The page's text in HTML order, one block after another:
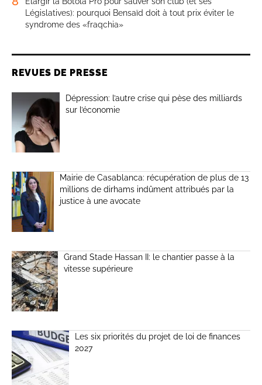
Législatives): pourquoi Bensaïd doit à tout prix éviter le
syndrome des «fraqchia»
REVUES DE PRESSE
Dépression: l’autre crise qui pèse des milliards
sur l’économie
Mairie de Casablanca: récupération de plus de 13
millions de dirhams indûment attribués par la
justice à une avocate
Grand Stade Hassan II: le chantier passe à la
vitesse supérieure
Les six priorités du projet de loi de finances
2027